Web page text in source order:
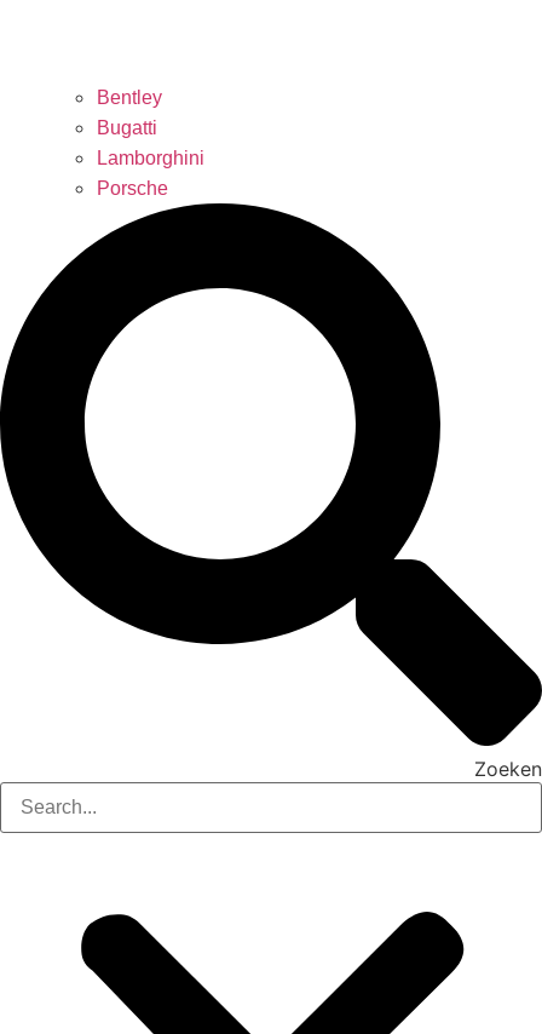
Bentley
Bugatti
Lamborghini
Porsche
Zoeken